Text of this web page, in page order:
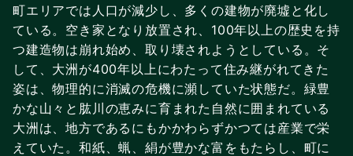
町エリアでは人口が減少し、多くの建物が廃墟と化し
ている。空き家となり放置され、100年以上の歴史を持
つ建造物は崩れ始め、取り壊されようとしている。そ
して、大洲が400年以上にわたって住み継がれてきた
姿は、物理的に消滅の危機に瀕していた状態だ。緑豊
かな山々と肱川の恵みに育まれた自然に囲まれている
大洲は、地方であるにもかかわらずかつては産業で栄
えていた。和紙、蝋、絹が豊かな富をもたらし、町に